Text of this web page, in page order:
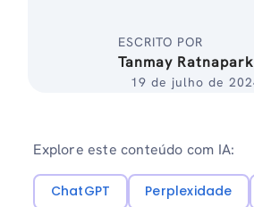
ESCRITO POR
Tanmay
19 de julho de
Explore este conteúdo com IA:
ChatGPT Perplexidade